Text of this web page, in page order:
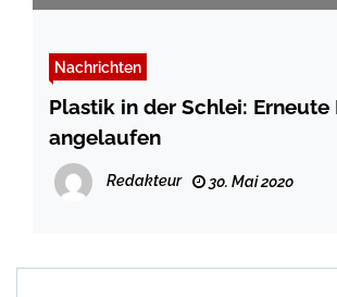
Nachrichten
Plastik in der Schlei: Erneute
angelaufen
Redakteur 30. Mai 2020